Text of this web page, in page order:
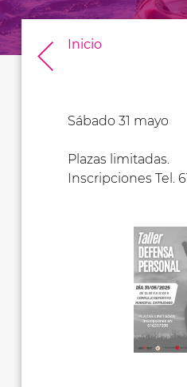
Inicio
Sábado 31 mayo
Plazas limitadas.
Inscripciones Tel.